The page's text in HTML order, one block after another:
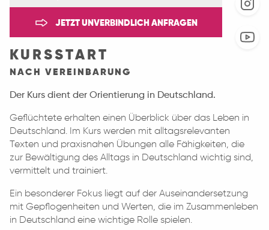
JETZT UNVERBINDLICH ANFRAGEN
KURSSTART
NACH VEREINBARUNG
Der Kurs dient der Orientierung in Deutschland.
Geflüchtete erhalten einen Überblick über das Leben in
Deutschland. Im Kurs werden mit alltagsrelevanten
Texten und praxisnahen Übungen alle Fähigkeiten, die
zur Bewältigung des Alltags in Deutschland wichtig sind,
vermittelt und trainiert.
Ein besonderer Fokus liegt auf der Auseinandersetzung
mit Gepflogenheiten und Werten, die im Zusammenleben
in Deutschland eine wichtige Rolle spielen.